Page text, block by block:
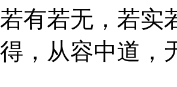
若有若无，若实
得，从容中道，